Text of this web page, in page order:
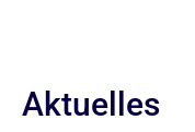
Aktuelles